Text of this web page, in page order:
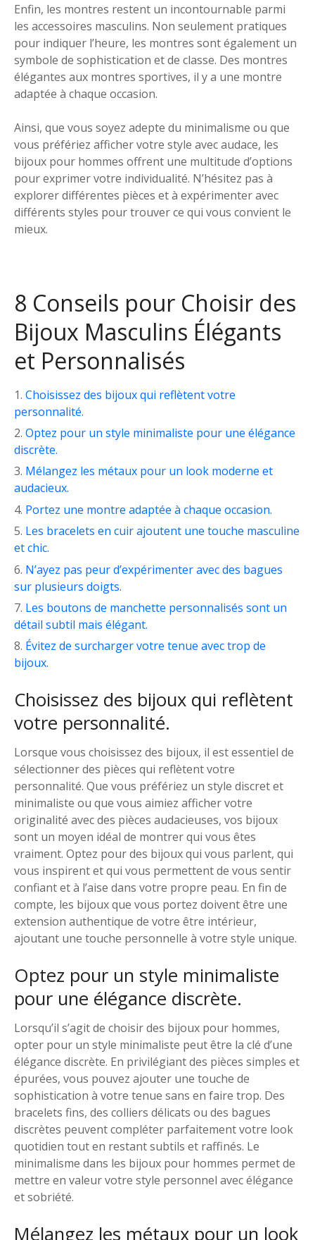
Enfin, les montres restent un incontournable parmi
les accessoires masculins. Non seulement pratiques
pour indiquer l’heure, les montres sont également un
symbole de sophistication et de classe. Des montres
élégantes aux montres sportives, il y a une montre
adaptée à chaque occasion.
Ainsi, que vous soyez adepte du minimalisme ou que
vous préfériez afficher votre style avec audace, les
bijoux pour hommes offrent une multitude d’options
pour exprimer votre individualité. N’hésitez pas à
explorer différentes pièces et à expérimenter avec
différents styles pour trouver ce qui vous convient le
mieux.
8 Conseils pour Choisir des
Bijoux Masculins Élégants
et Personnalisés
Choisissez des bijoux qui reflètent votre
personnalité.
Optez pour un style minimaliste pour une élégance
discrète.
Mélangez les métaux pour un look moderne et
audacieux.
Portez une montre adaptée à chaque occasion.
Les bracelets en cuir ajoutent une touche masculine
et chic.
N’ayez pas peur d’expérimenter avec des bagues
sur plusieurs doigts.
Les boutons de manchette personnalisés sont un
détail subtil mais élégant.
Évitez de surcharger votre tenue avec trop de
bijoux.
Choisissez des bijoux qui reflètent
votre personnalité.
Lorsque vous choisissez des bijoux, il est essentiel de
sélectionner des pièces qui reflètent votre
personnalité. Que vous préfériez un style discret et
minimaliste ou que vous aimiez afficher votre
originalité avec des pièces audacieuses, vos bijoux
sont un moyen idéal de montrer qui vous êtes
vraiment. Optez pour des bijoux qui vous parlent, qui
vous inspirent et qui vous permettent de vous sentir
confiant et à l’aise dans votre propre peau. En fin de
compte, les bijoux que vous portez doivent être une
extension authentique de votre être intérieur,
ajoutant une touche personnelle à votre style unique.
Optez pour un style minimaliste
pour une élégance discrète.
Lorsqu’il s’agit de choisir des bijoux pour hommes,
opter pour un style minimaliste peut être la clé d’une
élégance discrète. En privilégiant des pièces simples et
épurées, vous pouvez ajouter une touche de
sophistication à votre tenue sans en faire trop. Des
bracelets fins, des colliers délicats ou des bagues
discrètes peuvent compléter parfaitement votre look
quotidien tout en restant subtils et raffinés. Le
minimalisme dans les bijoux pour hommes permet de
mettre en valeur votre style personnel avec élégance
et sobriété.
Mélangez les métaux pour un look